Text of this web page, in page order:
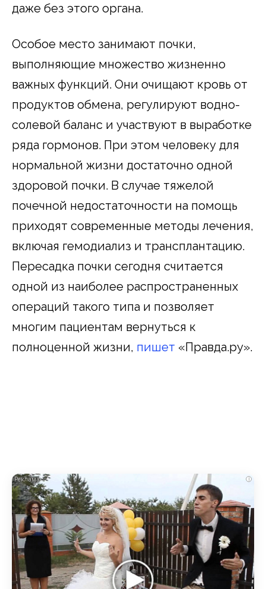
даже без этого органа.
Особое место занимают почки,
выполняющие множество жизненно
важных функций. Они очищают кровь от
продуктов обмена, регулируют водно-
солевой баланс и участвуют в выработке
ряда гормонов. При этом человеку для
нормальной жизни достаточно одной
здоровой почки. В случае тяжелой
почечной недостаточности на помощь
приходят современные методы лечения,
включая гемодиализ и трансплантацию.
Пересадка почки сегодня считается
одной из наиболее распространенных
операций такого типа и позволяет
многим пациентам вернуться к
полноценной жизни, пишет «Правда.ру».
i